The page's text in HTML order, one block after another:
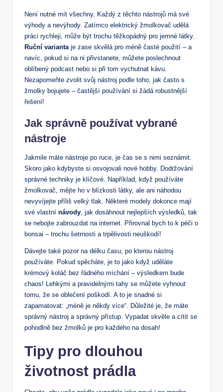
Není nutné mít všechny. Každý z⁣ těchto nástrojů⁢ má své
výhody a ‌nevýhody. Zatímco elektrický ⁤žmolkovač udělá
práci rychleji, může být trochu těžkopádný pro jemné látky.
Ruční⁢ varianta je ⁤zase skvělá pro méně⁤ časté použití – a
navíc, pokud si‍ na ni přivstanete, ⁤můžete⁢ poslechnout
oblíbený podcast nebo ‍si při tom vychutnat kávu.
Nezapomeňte zvolit svůj nástroj podle toho, jak⁢ často s
žmolky bojujete – častější ⁣používání ⁢si žádá robustnější
řešení!
Jak správně používat vybrané
nástroje
Jakmile máte nástroje po ruce, je čas se s ‌nimi seznámit.
Skoro jako kdybyste ‌si osvojovali nové⁣ hobby. Dodržování
správné ‌techniky je klíčové.⁣ Například, když používáte
žmolkovač, mějte ho v blízkosti látky, ​ale ani náhodou
nevyvíjejte příliš ⁣velký tlak. Některé modely dokonce mají
‌své‍ vlastní návody , jak dosáhnout nejlepších výsledků, tak
​se nebojte zabrouzdat na internet. Přirovnal bych to k péči o
bonsai⁤ – trochu šetrnosti a trpělivosti neuškodí!
Dávejte také pozor na délku​ času, po kterou nástroj⁤
používáte. Pokud spěcháte, je to jako když uděláte
krémový koláč ​bez řádného míchání⁢ – výsledkem‍ bude
chaos! Lehkými a pravidelnými tahy se můžete ⁣vyhnout
tomu, že se oblečení poškodí. A to⁤ je snadné si
zapamatovat: „méně je někdy více“. Důležité je,‍ že máte
správný nástroj a správný přístup. Vypadat skvěle a cítit se
pohodlně bez žmolků je pro každého na dosah!
Tipy pro dlouhou
životnost prádla